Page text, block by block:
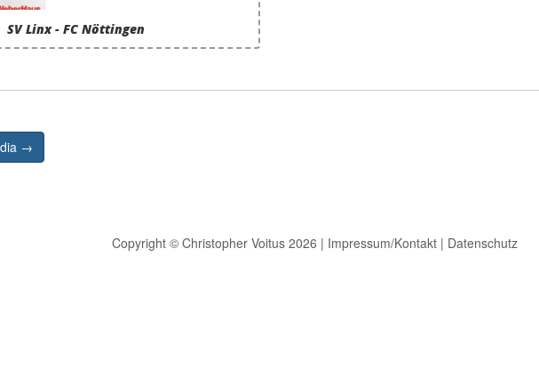
SV Linx - FC Nöttingen
→
Copyright © Christopher Voitus 2026 | Impressum/Kontakt| Datenschutz